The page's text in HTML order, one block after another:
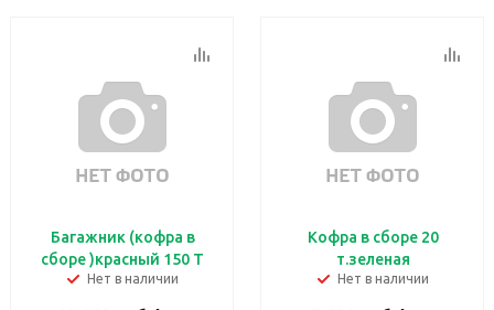
Багажник (кофра в
сборе )красный 150 Т
Нет в наличии
Кофра в сборе 20
т.зеленая
Нет в наличии